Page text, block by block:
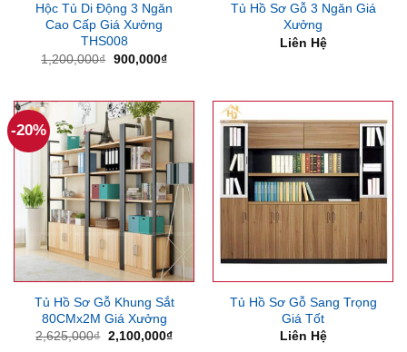
Hộc Tủ Di Động 3 Ngăn
Cao Cấp Giá Xưởng
THS008
1,200,000₫ Giá
900,000₫Giá
900,000₫.
Tủ Hồ Sơ Gỗ 3 Ngăn Giá
Xưởng
Liên Hệ
-20%
Tủ Hồ Sơ Gỗ Khung Sắt
80CMx2M Giá Xưởng
2,625,000₫ Giá
2,100,000₫Giá
Tủ Hồ Sơ Gỗ Sang Trọng
Giá Tốt
Liên Hệ